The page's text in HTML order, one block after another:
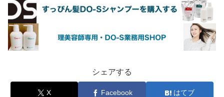
シェアする
X Facebook はてブ